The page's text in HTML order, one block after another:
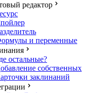
редактор
и переменные
остальные?
собственных
заклинаний